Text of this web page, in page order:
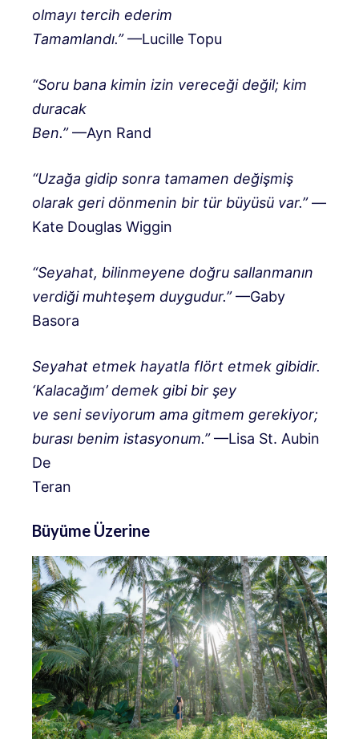
olmayı tercih ederim
Tamamlandı.”—Lucille Topu
“Soru bana kimin izin vereceği değil; kim
duracak
Ben.”—Ayn Rand
“Uzağa gidip sonra tamamen değişmiş
olarak geri dönmenin bir tür büyüsü var.”—
Kate Douglas Wiggin
“Seyahat, bilinmeyene doğru sallanmanın
verdiği muhteşem duygudur.”—Gaby
Basora
Seyahat etmek hayatla flört etmek gibidir.
‘Kalacağım’ demek gibi bir şey
ve seni seviyorum ama gitmem gerekiyor;
burası benim istasyonum.”—Lisa St. Aubin
De
Teran
Büyüme Üzerine